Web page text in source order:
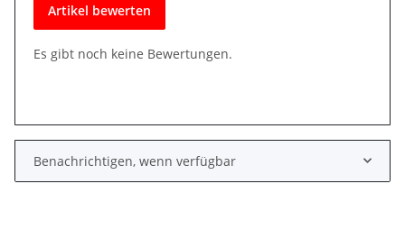
Artikel bewerten
Es gibt noch keine Bewertungen.
Benachrichtigen, wenn verfügbar